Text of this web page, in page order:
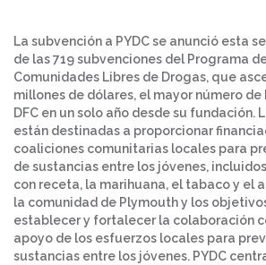
La subvención a PYDC se anunció esta
de las 719 subvenciones del Programa
Comunidades Libres de Drogas, que
millones de dólares, el mayor número
DFC en un solo año desde su fundación.
están destinadas a proporcionar
coaliciones comunitarias locales para
de sustancias entre los jóvenes,
con receta, la marihuana, el tabaco y el
la comunidad de Plymouth y los
establecer y fortalecer la colaboración
apoyo de los esfuerzos locales para
sustancias entre los jóvenes. PYDC